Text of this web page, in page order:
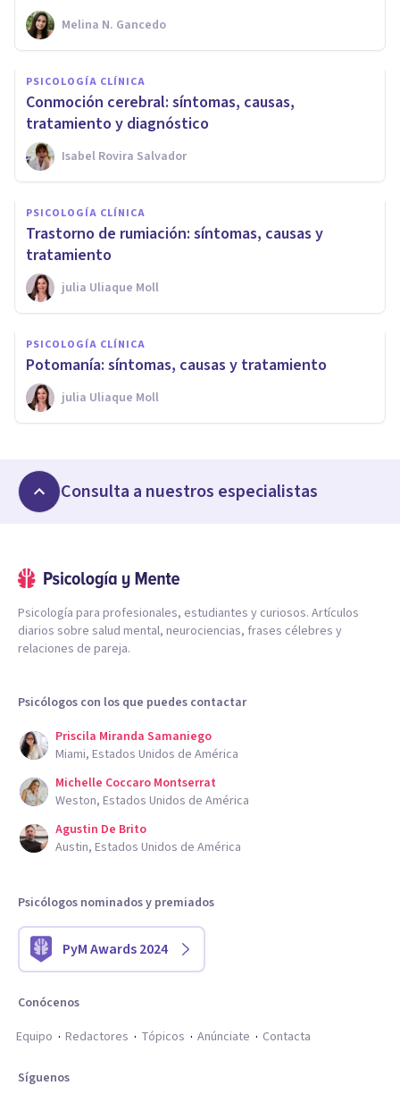
Melina N. Gancedo
PSICOLOGÍA CLÍNICA
Conmoción cerebral: síntomas, causas,
tratamiento y diagnóstico
Isabel Rovira Salvador
PSICOLOGÍA CLÍNICA
Trastorno de rumiación: síntomas, causas y
tratamiento
​julia Uliaque Moll
PSICOLOGÍA CLÍNICA
Potomanía: síntomas, causas y tratamiento
​julia Uliaque Moll
Consulta a nuestros especialistas
Psicología para profesionales, estudiantes y curiosos. Artículos
diarios sobre salud mental, neurociencias, frases célebres y
relaciones de pareja.
Psicólogos con los que puedes contactar
Priscila Miranda Samaniego
Miami, Estados Unidos de América
Michelle Coccaro Montserrat
Weston, Estados Unidos de América
Agustin De Brito
Austin, Estados Unidos de América
Psicólogos nominados y premiados
PyM Awards 2024
Conócenos
Equipo
Redactores Tópicos Anúnciate Contacta
Síguenos